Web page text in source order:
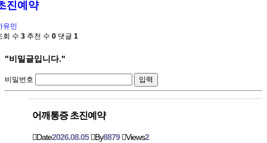
진예약
유민
회 수 3 추천 수 0 댓글 1
"비밀글입니다."
비밀번호
어깨통증 초진예약
Date2026.08.05 By8879 Views2